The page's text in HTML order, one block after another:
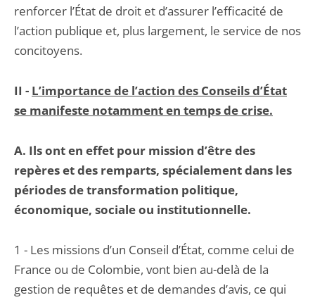
renforcer l’État de droit et d’assurer l’efficacité de
l’action publique et, plus largement, le service de nos
concitoyens.
II - L’importance de l’action des Conseils d’État
se manifeste notamment en temps de crise.
A. Ils ont en effet pour mission d’être des
repères et des remparts, spécialement dans les
périodes de transformation politique,
économique, sociale ou institutionnelle.
1 - Les missions d’un Conseil d’État, comme celui de
France ou de Colombie, vont bien au-delà de la
gestion de requêtes et de demandes d’avis, ce qui